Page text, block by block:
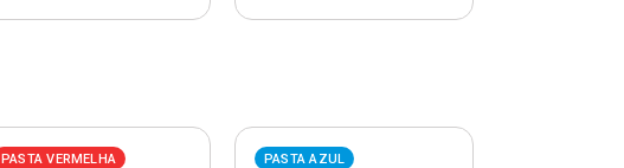
PASTA VERMELHA PASTA AZUL